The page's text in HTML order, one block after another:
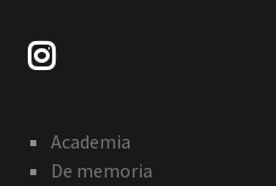
Academia
De memoria